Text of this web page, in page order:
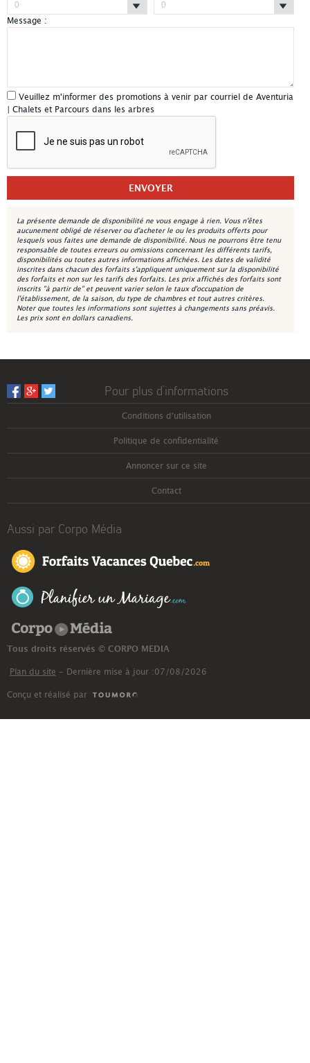
Message :
Veuillez m'informer des promotions à venir par courriel de Aventuria
| Chalets et Parcours dans les arbres
La présente demande de disponibilité ne vous engage à rien. Vous n'êtes
aucunement obligé de réserver ou d'acheter le ou les produits offerts pour
lesquels vous faites une demande de disponibilité. Nous ne pourrons être tenu
responsable de toutes erreurs ou omissions concernant les différents tarifs,
disponibilités ou toutes autres informations affichées. Les dates de validité
inscrites dans chacun des forfaits s'appliquent uniquement sur la disponibilité
des forfaits et non sur les tarifs des forfaits. Les prix affichés des forfaits sont
inscrits "à partir de" et peuvent varier selon le taux d'occupation de
l'établissement, de la saison, du type de chambres et tout autres critères.
Noter que toutes les informations sont sujettes à changements sans préavis.
Les prix sont en dollars canadiens.
Pour plus d’informations
Conditions d'utilisation
Politique de confidentialité
Annoncer sur ce site
Contact
Aussi par Corpo Média
Tous droits réservés © CORPO MEDIA
Plan du site - Dernière mise à jour :07/08/2026
Conçu et réalisé par